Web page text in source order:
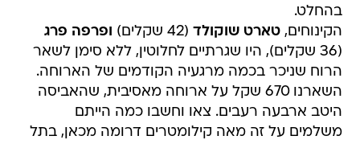
בהחלט.
הקינוחים,טארט שוקולד (42 שקלים)
ופרפה פרג
(36 שקלים), היו שגרתיים לחלוטין, ללא סימן לשאר
הרוח שניכר בכמה מרגעיה הקודמים של הארוחה.
השארנו 670 שקל על ארוחה מאסיבית, שהאביסה
היטב ארבעה רעבים. צאו וחשבו כמה הייתם
משלמים על זה מאה קילומטרים דרומה מכאן, בתל